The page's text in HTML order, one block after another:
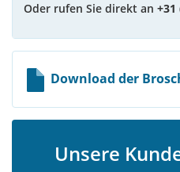
Oder rufen Sie direkt an +31
Download der
Unsere